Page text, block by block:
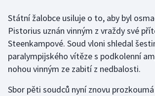
Futsal
Golf
Gymnastika
Státní žalobce usiluje o to, aby byl
Pistorius uznán vinným z vraždy své
Steenkampové. Soud vloni shledal
paralympijského vítěze s podkolenní
nohou vinným ze zabití z nedbalosti.
Sbor pěti soudců nyní znovu